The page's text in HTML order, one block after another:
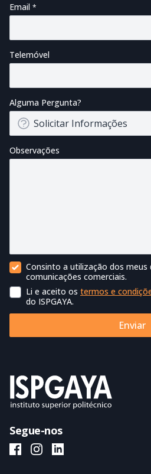
Email
Telemóvel
Alguma Pergunta?
Observações
Contacto Comercial
Consinto a utilização dos meus
comunicações comerciais.
Termos de utilização
Li e aceito os termos e
do ISPGAYA.
Enviar
Segue-nos
ISPGAYA Facebook
ISPGAYA Instagram
ISPGAYA LinkedIn